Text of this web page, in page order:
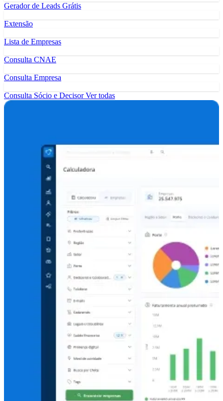
Gerador de Leads Grátis
Extensão
Lista de Empresas
Consulta CNAE
Consulta Empresa
Consulta Sócio e DecisorVer todas